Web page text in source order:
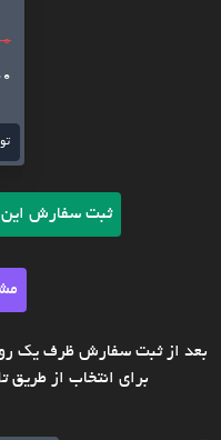
ثبت سفارش این
بعد از ثبت سفارش ظرف یک
برای انتخاب از طریق